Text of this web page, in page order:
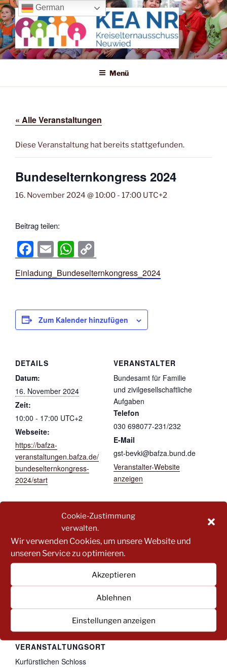
Cookie-Zustimmung
verwalten.
Wir verwenden Cookies, um unsere Website und
unseren Service zu optimieren.
Akzeptieren
Ablehnen
Einstellungen anzeigen
Zum
Inhalt
springen
KREISELTERNAUSSCHUSS
Wir machen uns für die Kleinen stark!
Menü
« Alle Veranstaltungen
Diese Veranstaltung hat bereits stattgefunden.
Bundeselternkongress 2024
16. November 2024 @ 10:00 - 17:00 UTC+2
Beitrag teilen:
F
a
c
b
o
k
E
m
ail
W
h
at
A
p
o
p
Li
n
Einladung_Bundeselternkongress_2024
Zum Kalender hinzufügen
DETAILS
Datum:
16. November 2024
Zeit:
10:00 - 17:00 UTC+2
Webseite:
https://bafza-
veranstaltungen.bafza.de/
bundeselternkongress-
2024/start
VERANSTALTER
Bundesamt für Familie
und zivilgesellschaftliche
Aufgaben
Telefon
030 698077-231/232
E-Mail
gst-bevki@bafza.bund.de
Veranstalter-Website
anzeigen
VERANSTALTUNGSORT
Kurfürstlichen Schloss
German